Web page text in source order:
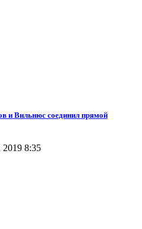
и Вильнюс соединил прямой
2019 8:35